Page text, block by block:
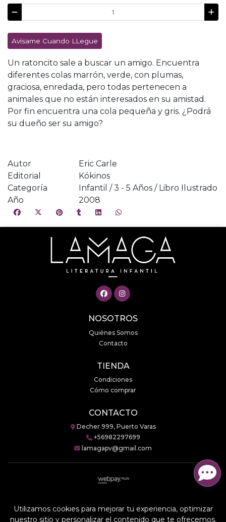
Avísame Cuando LLegue
Un ratoncito sale a buscar un amigo. Encuentra
diferentes colas marrón, verde, con plumas,
graciosa, enredada, pero todas pertenecen a
animales que no están interesados en su amistad.
Por fin encuentra una cola pequeña y gris. ¿Podrá
su dueño ser su amigo?
Autor
Eric Carle
Editorial
Kókinos
Categoría
Infantil / 3 - 5 Años / Libro Ilustrado
Año
2008
NOSOTROS
Quiénes Somos
Contacto
TIENDA
Condiciones
Cómo comprar
CONTACTO
Decher 999, Puerto Varas
+56982297699
lamagapv@gmail.com
Creado porBsale
Utilizamos cookies para mejorar tu experiencia, optimizar
nuestro sitio y personalizar el contenido que te ofrecemos.